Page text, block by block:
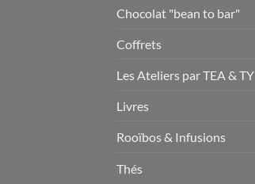
Chocolat "bean to bar"
Coffrets
Les Ateliers par TEA & TY
Livres
Rooïbos & Infusions
Thés